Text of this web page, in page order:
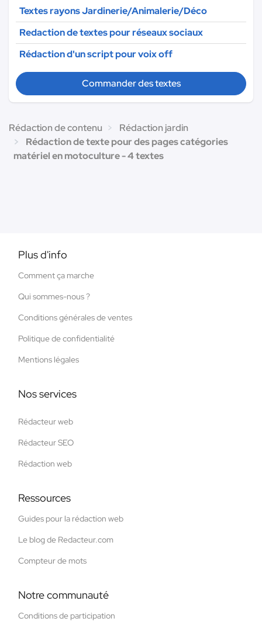
Textes rayons Jardinerie/Animalerie/Déco
Redaction de textes pour réseaux sociaux
Rédaction d'un script pour voix off
Commander des textes
Rédaction de contenu
Rédaction jardin
Rédaction de texte pour des pages catégories
matériel en motoculture - 4 textes
Plus d'info
Comment ça marche
Qui sommes-nous ?
Conditions générales de ventes
Politique de confidentialité
Mentions légales
Nos services
Rédacteur web
Rédacteur SEO
Rédaction web
Ressources
Guides pour la rédaction web
Le blog de Redacteur.com
Compteur de mots
Notre communauté
Conditions de participation